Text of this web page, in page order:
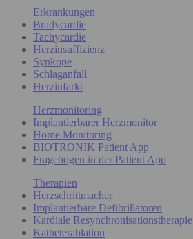
Erkrankungen
Bradycardie
Tachycardie
Herzinsuffizienz
Synkope
Schlaganfall
Herzinfarkt
Herzmonitoring
Implantierbarer Herzmonitor
Home Monitoring
BIOTRONIK Patient App
Fragebogen in der Patient App
Therapien
Herzschrittmacher
Implantierbare Defibrillatoren
Kardiale Resynchronisationstherapie
Katheterablation